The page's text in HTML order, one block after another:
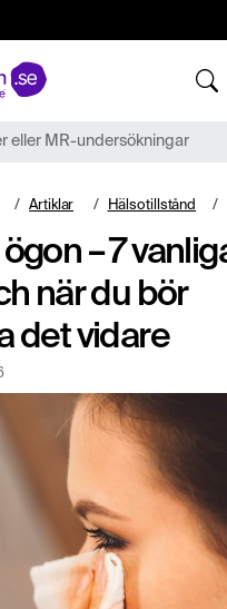
eller MR-undersökningar
Artiklar Hälsotillstånd
– 7
när du bör
det vidare